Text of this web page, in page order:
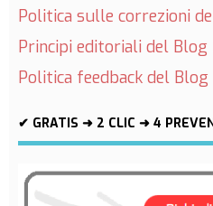
Politica sulle correzioni
Principi editoriali del Blog
Politica feedback del
✔ GRATIS ➜ 2 CLIC ➜ 4